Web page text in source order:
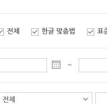
전체 한글 맞춤법 표
~